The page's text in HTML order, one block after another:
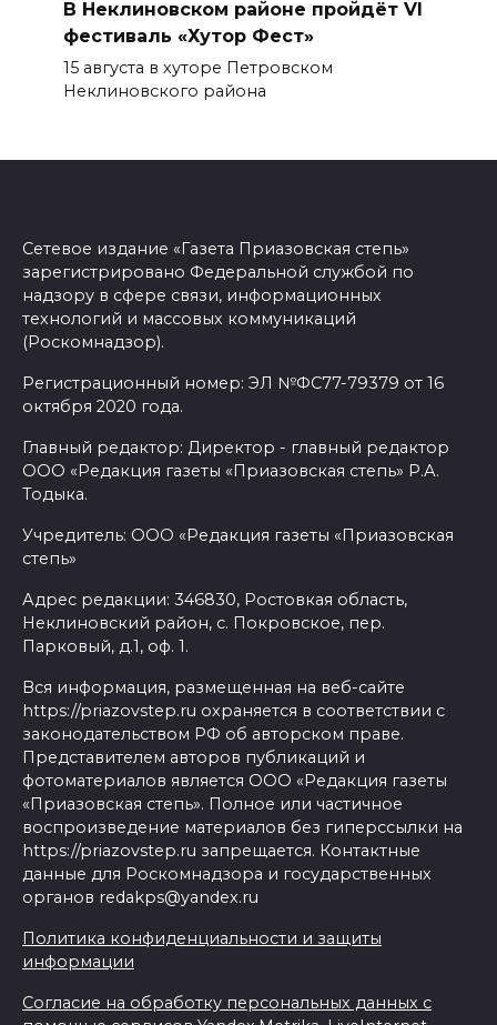
В Неклиновском районе пройдёт VI
фестиваль «Хутор Фест»
15 августа в хуторе Петровском
Неклиновского района
Сетевое издание «Газета Приазовская степь»
зарегистрировано Федеральной службой по
надзору в сфере связи, информационных
технологий и массовых коммуникаций
(Роскомнадзор).
Регистрационный номер: ЭЛ №ФС77-79379 от 16
октября 2020 года.
Главный редактор: Директор - главный редактор
ООО «Редакция газеты «Приазовская степь» Р.А.
Тодыка.
Учредитель: ООО «Редакция газеты «Приазовская
степь»
Адрес редакции: 346830, Ростовкая область,
Неклиновский район, с. Покровское, пер.
Парковый, д.1, оф. 1.
Вся информация, размещенная на веб-сайте
https://priazovstep.ru охраняется в соответствии с
законодательством РФ об авторском праве.
Представителем авторов публикаций и
фотоматериалов является ООО «Редакция газеты
«Приазовская степь». Полное или частичное
воспроизведение материалов без гиперссылки на
https://priazovstep.ru запрещается. Контактные
данные для Роскомнадзора и государственных
органов redakps@yandex.ru
Политика конфиденциальности и защиты
информации
Согласие на обработку персональных данных с